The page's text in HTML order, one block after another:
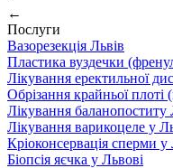
←
Послуги
Вазорезекція Львів
Пластика вуздечки
Лікування еректильної
Обрізання крайньої плоті
Лікування баланопоститу
Лікування варикоцеле у
Кріоконсервація сперми у
Біопсія яєчка у Львові